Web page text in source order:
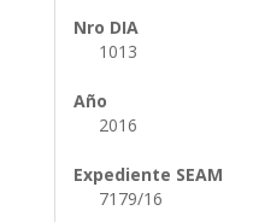
Nro DIA
1013
Año
2016
Expediente SEAM
7179/16